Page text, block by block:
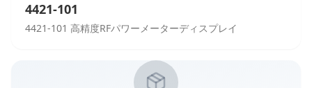
4421-101
4421-101 高精度RFパワーメーターディスプレイ